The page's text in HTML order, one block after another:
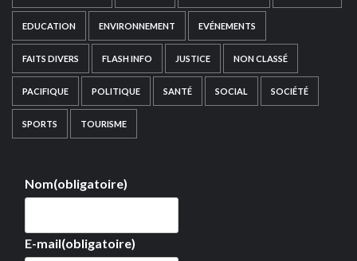
EDUCATION ENVIRONNEMENT EVÉNEMENTS
FAITS DIVERS FLASH INFO JUSTICE NON CLASSÉ
PACIFIQUE POLITIQUE SANTÉ SOCIAL SOCIÉTÉ
SPORTS TOURISME
Nom(obligatoire)
E-mail(obligatoire)